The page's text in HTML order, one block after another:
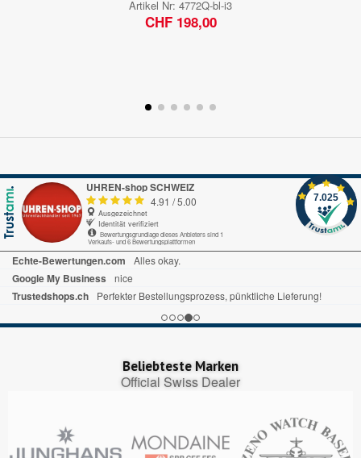
Artikel Nr: 4772Q-bl-i3
CHF 198,00
UHREN-shop SCHWEIZ
4.91 /5.00
Ausgezeichnet
Identität verifiziert
Bewertungsgrundlage dieses Anbieters sind 1
Verkaufs- und 6 Bewertungsplattformen
7.025
Echte-Bewertungen.com Alles okay.
Google My Business nice
Trustedshops.ch Perfekter Bestellungsprozess, pünktliche Lieferung!
Beliebteste Marken
Official Swiss Dealer